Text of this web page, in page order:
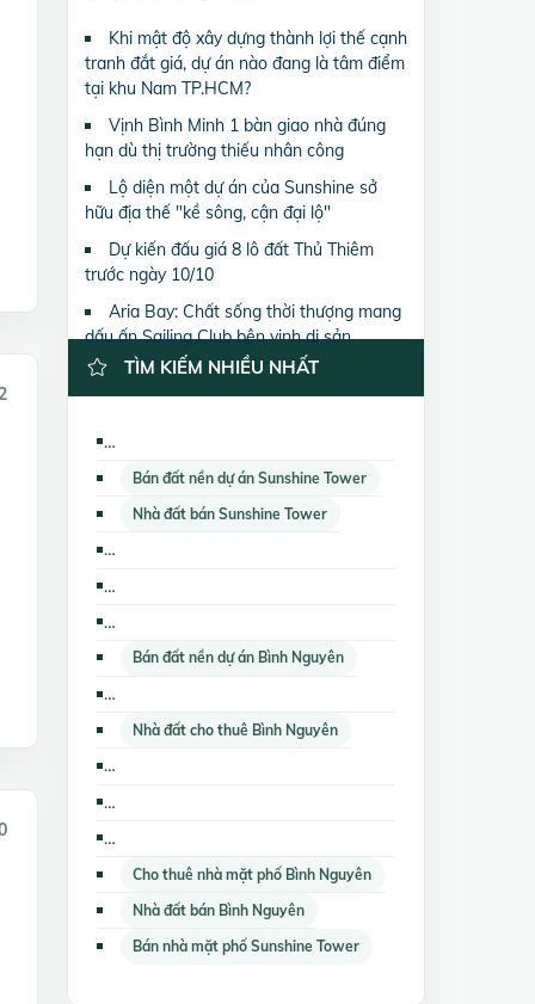
Khi mật độ xây dựng thành lợi thế cạnh
tranh đắt giá, dự án nào đang là tâm điểm
tại khu Nam TP.HCM?
Vịnh Bình Minh 1 bàn giao nhà đúng
hạn dù thị trường thiếu nhân công
Lộ diện một dự án của Sunshine sở
hữu địa thế "kề sông, cận đại lộ"
Dự kiến đấu giá 8 lô đất Thủ Thiêm
trước ngày 10/10
Aria Bay: Chất sống thời thượng mang
dấu ấn Sailing Club bên vịnh di sản
TÌM KIẾM NHIỀU NHẤT
Bán đất nền dự án Sunshine Tower
Nhà đất bán Sunshine Tower
Bán đất nền dự án Bình Nguyên
Nhà đất cho thuê Bình Nguyên
Cho thuê nhà mặt phố Bình Nguyên
Nhà đất bán Bình Nguyên
Bán nhà mặt phố Sunshine Tower